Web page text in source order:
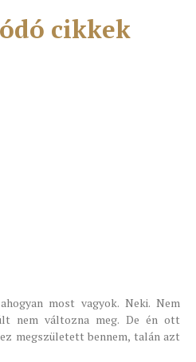
cikkek
most vagyok. Neki. Nem
nem változna meg. De én ott
megszületett bennem, talán azt